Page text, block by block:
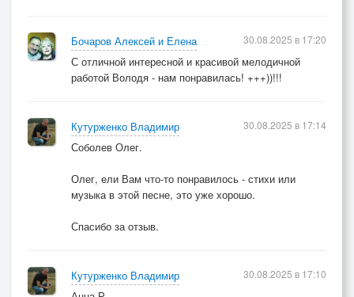
Бочаров Алексей и Елена
С отличной интересной и красивой мелодичной
работой Володя - нам понравилась! +++))!!!
30.08.2025 в 17:20
Кутурженко Владимир
Соболев Олег.
Олег, ели Вам что-то понравилось - стихи или
музыка в этой песне, это уже хорошо.
Спасибо за отзыв.
30.08.2025 в 17:14
Кутурженко Владимир
30.08.2025 в 17:10